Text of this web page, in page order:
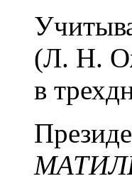
(Л. Н.
в